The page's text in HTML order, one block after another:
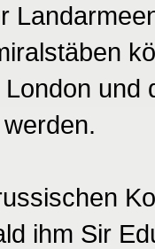
ihm Sir